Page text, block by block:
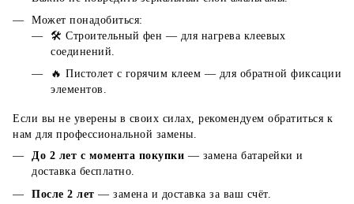
Может понадобиться:
🛠️ Строительный фен — для нагрева клеевых
соединений.
🔥 Пистолет с горячим клеем — для обратной фиксации
элементов.
Если вы не уверены в своих силах, рекомендуем обратиться к
нам для профессиональной замены.
До 2 лет с момента покупки — замена батарейки и
доставка бесплатно.
После 2 лет — замена и доставка за ваш счёт.